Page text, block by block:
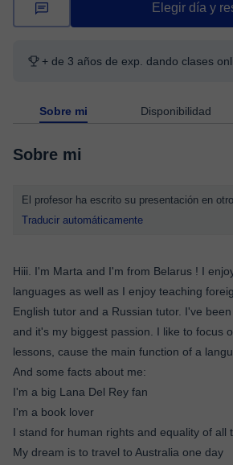
Elegir día y
+ de 3 años de exp. dando clases
Sobre mi Disponibilidad
Sobre mi
El profesor ha escrito su presentación en
Traducir automáticamente
Hiii. I'm Marta and I'm from Belarus ! I
languages as well as I enjoy teaching
English tutor and a Russian tutor. I've
and it's my biggest passion. I like to focus
lessons, cause the main function of a
And some facts about me:
I'm a big Lana Del Rey fan
I'm a book lover
I stand for human rights and equality of all
My dream is to travel to Australia one day